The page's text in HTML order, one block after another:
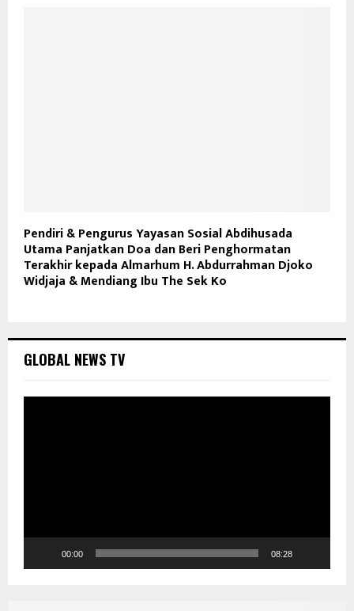
Pendiri & Pengurus Yayasan Sosial Abdihusada
Utama Panjatkan Doa dan Beri Penghormatan
Terakhir kepada Almarhum H. Abdurrahman Djoko
Widjaja & Mendiang Ibu The Sek Ko
GLOBAL NEWS TV
i
e
00:00 08:28